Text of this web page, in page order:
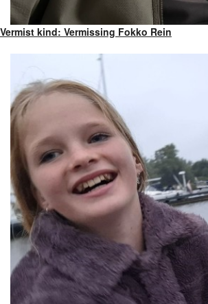
Vermist kind: Vermissing Fokko Rein